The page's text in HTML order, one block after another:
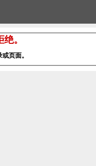
。
页面。